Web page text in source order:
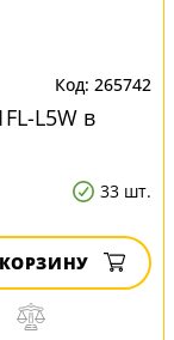
265742
L5W в
33 шт.